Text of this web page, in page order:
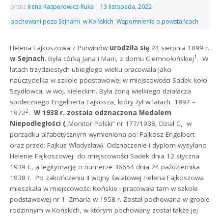
przez Irena Kasperowicz-Ruka | 13 listopada, 2022 |
pochowani poza Sejnami,w Końskich,Wspomnienia o powstańcach
Helena Fajkoszowa z Purwinów urodziła się 24 sierpnia 1899 r.
w Sejnach. Była córką Jana i Marii, z domu Ciemnołońskiej1 . W
latach trzydziestych ubiegłego wieku pracowała jako
nauczycielka w szkole podstawowej w miejscowości Sadek koło
Szydłowca, w woj. kieleckim. Była żoną wielkiego działacza
społecznego Engelberta Fajkosza, który żył w latach 1897 –
19722. W 1938 r. została odznaczona Medalem
Niepodległości („Monitor Polski” nr 177/1938, Dział C, w
porządku alfabetycznym wymieniona po: Fajkosz Engelbert
oraz przed: Fajkus Władysław). Odznaczenie i dyplom wysyłano
Helenie Fajkoszowej do miejscowości Sadek dnia 12 styczna
1939 r., a legitymację o numerze 36654 dnia 24 października
1938 r. Po zakończeniu II wojny światowej Helena Fajkoszowa
mieszkała w miejscowości Końskie i pracowała tam w szkole
podstawowej nr 1. Zmarła w 1958 r. Został pochowana w grobie
rodzinnym w Końskich, w którym pochowany został także jej